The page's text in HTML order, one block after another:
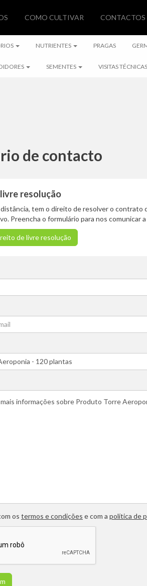
COMO CULTIVAR CONTACTOS
NUTRIENTES PRAGAS
SEMENTES VISITAS TÉCNICAS
de contacto
resolução
tem o direito de resolver o contrato
Preencha o formulário para nos comunicar
de livre resolução
os termos e condições e com a política de